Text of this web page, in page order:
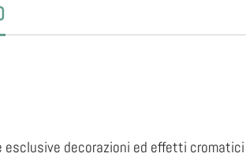
esclusive decorazioni ed effetti